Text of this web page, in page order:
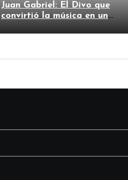
Juan Gabriel: El Divo que
convirtió la música en un